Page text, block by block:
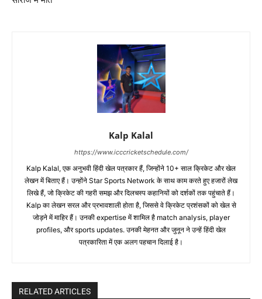
Kalp Kalal
https://www.icccricketschedule.com/
Kalp Kalal, एक अनुभवी हिंदी खेल पत्रकार हैं, जिन्होंने 10+ साल क्रिकेट और खेल
लेखन में बिताए हैं। उन्होंने Star Sports Network के साथ काम करते हुए हजारों लेख
लिखे हैं, जो क्रिकेट की गहरी समझ और दिलचस्प कहानियों को दर्शकों तक पहुंचाते हैं।
Kalp का लेखन सरल और प्रभावशाली होता है, जिससे वे क्रिकेट प्रशंसकों को खेल से
जोड़ने में माहिर हैं। उनकी expertise में शामिल है match analysis, player
profiles, और sports updates. उनकी मेहनत और जुनून ने उन्हें हिंदी खेल
पत्रकारिता में एक अलग पहचान दिलाई है।
RELATED ARTICLES